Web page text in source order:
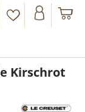
Kirschrot